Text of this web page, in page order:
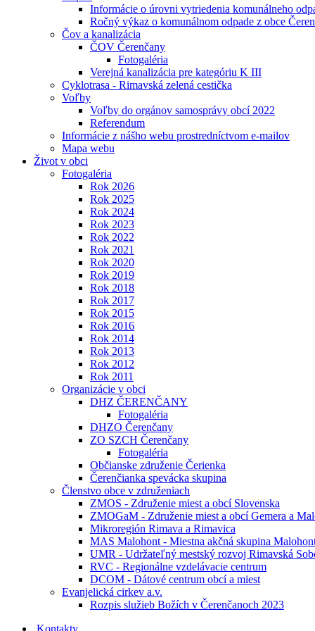
Informácie o úrovni vytriedenia komunálneho
Ročný výkaz o komunálnom odpade z obce
Čov a kanalizácia
ČOV Čerenčany
Fotogaléria
Verejná kanalizácia pre kategóriu K III
Cyklotrasa - Rimavská zelená cestička
Voľby
Voľby do orgánov samosprávy obcí 2022
Referendum
Informácie z nášho webu prostredníctvom e-mailov
Mapa webu
Život v obci
Fotogaléria
Rok 2026
Rok 2025
Rok 2024
Rok 2023
Rok 2022
Rok 2021
Rok 2020
Rok 2019
Rok 2018
Rok 2017
Rok 2015
Rok 2016
Rok 2014
Rok 2013
Rok 2012
Rok 2011
Organizácie v obci
DHZ ČERENČANY
Fotogaléria
DHZO Čerenčany
ZO SZCH Čerenčany
Fotogaléria
Občianske združenie Čerienka
Čerenčianka spevácka skupina
Členstvo obce v združeniach
ZMOS - Združenie miest a obcí Slovenska
ZMOGaM - Združenie miest a obcí Gemera a
Mikroregión Rimava a Rimavica
MAS Malohont - Miestna akčná skupina
UMR - Udržateľný mestský rozvoj Rimavská
RVC - Regionálne vzdelávacie centrum
DCOM - Dátové centrum obcí a miest
Evanjelická cirkev a.v.
Rozpis služieb Božích v Čerenčanoch 2023
Kontakty